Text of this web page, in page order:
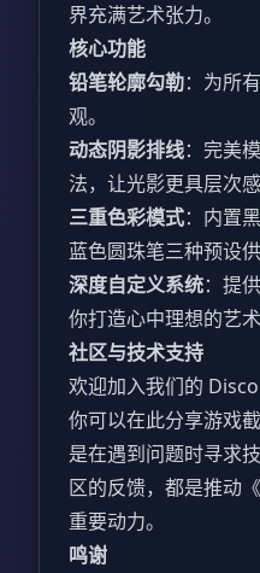
界充满艺术张力。
核心功能
铅笔轮廓勾勒：为所
观。
动态阴影排线：完美
法，让光影更具层次感
三重色彩模式：内置
蓝色圆珠笔三种预设
深度自定义系统：提
你打造心中理想的艺术
社区与技术支持
欢迎加入我们的
你可以在此分享游戏
是在遇到问题时寻求
区的反馈，都是推动
重要动力。
鸣谢